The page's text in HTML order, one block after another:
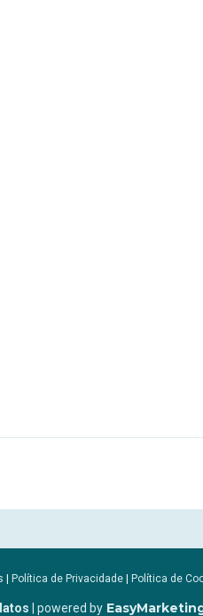
| Política de Privacidade | Política de
| powered by